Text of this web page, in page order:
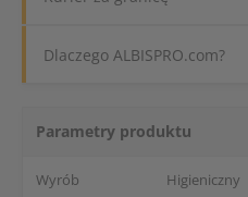
Dlaczego ALBISPRO.com?
Parametry produktu
Wyrób Higieniczny